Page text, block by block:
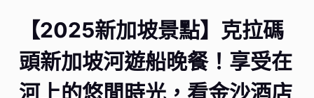
【2025新加坡景點】克拉碼
頭新加坡河遊船晚餐！享受在
河上的悠閒時光，看金沙酒店